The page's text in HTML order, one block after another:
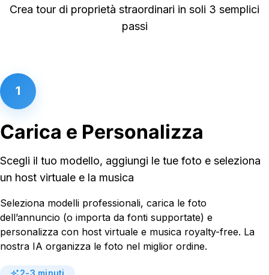
Crea tour di proprietà straordinari in soli 3 semplici
passi
1
Carica e Personalizza
Scegli il tuo modello, aggiungi le tue foto e seleziona
un host virtuale e la musica
Seleziona modelli professionali, carica le foto
dell’annuncio (o importa da fonti supportate) e
personalizza con host virtuale e musica royalty-free. La
nostra IA organizza le foto nel miglior ordine.
2-3 minuti